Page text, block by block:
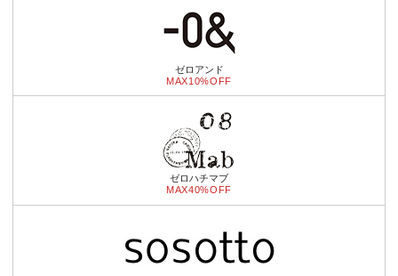
ゼロアンド
MAX10%OFF
ゼロハチマブ
MAX40%OFF